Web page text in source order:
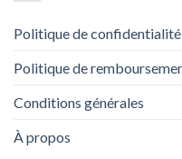
Politique de confidentialité
Politique de
Conditions générales
À propos